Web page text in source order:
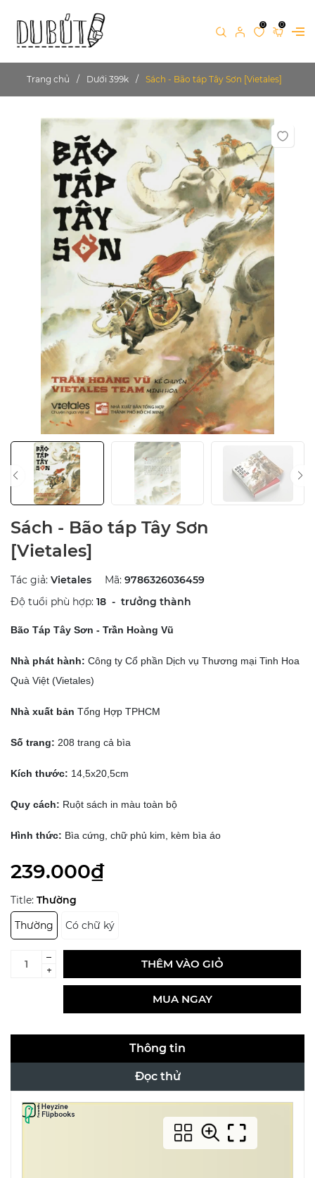
0 0
Trang chủ Dưới 399k Sách - Bão táp Tây Sơn [Vietales]
Sách - Bão táp Tây Sơn
[Vietales]
Tác giả: Vietales Mã: 9786326036459
Độ tuổi phù hợp: 18 - trưởng thành
Bão Táp Tây Sơn - Trần Hoàng Vũ
Nhà phát hành: Công ty Cổ phần Dịch vụ Thương mại Tinh Hoa
Quà Việt (Vietales)
Nhà xuất bản Tổng Hợp TPHCM
Số trang: 208 trang cả bìa
Kích thước: 14,5x20,5cm
Quy cách: Ruột sách in màu toàn bộ
Hình thức: Bìa cứng, chữ phủ kim, kèm bìa áo
239.000₫
Title: Thường
Thường
Có chữ ký
–
+
THÊM VÀO GIỎ
MUA NGAY
Thông tin
Đọc thử